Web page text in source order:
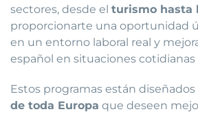
sectores, desde el turismo hasta
proporcionarte una oportunidad
en un entorno laboral real y
español en situaciones cotidianas
Estos programas están diseñados
de toda Europa que deseen